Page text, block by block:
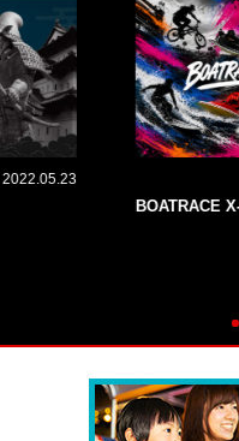
2022.05.23
BOATRACE